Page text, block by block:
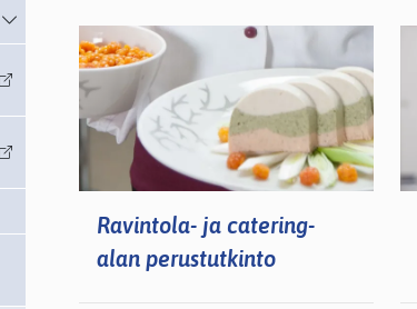
Vaihda alasvetovalikkoa
Ravintola- ja catering-
alan perustutkinto